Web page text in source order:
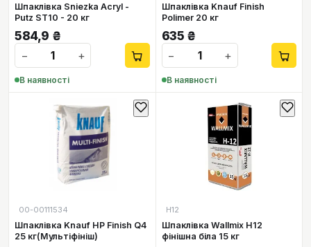
Шпаклівкa Sniezka Acryl -
Putz ST10 - 20 кг
584,9 ₴
−
+
В наявності
Шпаклівка Knauf Finish
Polimer 20 кг
635 ₴
−
+
В наявності
00-00111534
Шпаклівка Knauf HP Finish Q4
25 кг(Мультіфініш)
H12
Шпаклівка Wallmix H12
фінішна біла 15 кг